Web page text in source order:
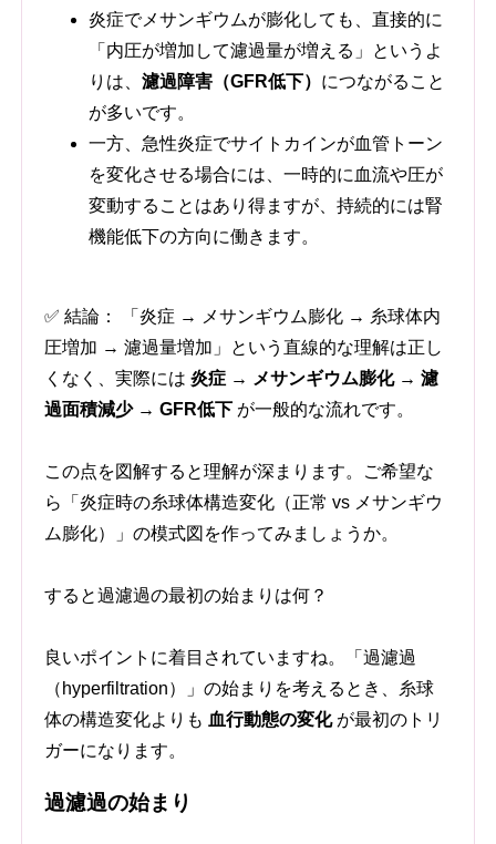
炎症でメサンギウムが膨化しても、直接的に
「内圧が増加して濾過量が増える」というよ
りは、濾過障害（GFR低下） につながること
が多いです。
一方、急性炎症でサイトカインが血管トーン
を変化させる場合には、一時的に血流や圧が
変動することはあり得ますが、持続的には腎
機能低下の方向に働きます。
✅ 結論： 「炎症 → メサンギウム膨化 → 糸球体内
圧増加 → 濾過量増加」という直線的な理解は正し
くなく、実際には炎症 → メサンギウム膨化 → 濾
過面積減少 → GFR低下 が一般的な流れです。
この点を図解すると理解が深まります。ご希望な
ら「炎症時の糸球体構造変化（正常 vs メサンギウ
ム膨化）」の模式図を作ってみましょうか。
すると過濾過の最初の始まりは何？
良いポイントに着目されていますね。「過濾過
（hyperfiltration）」の始まりを考えるとき、糸球
体の構造変化よりも 血行動態の変化が最初のトリ
ガーになります。
過濾過の始まり